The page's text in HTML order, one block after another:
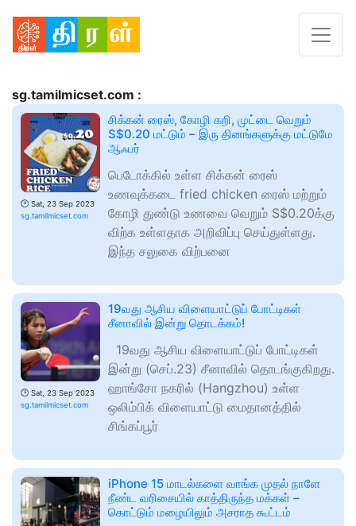
sg.tamilmicset.com :
🕑 Sat, 23 Sep 2023
sg.tamilmicset.com
சிக்கன் ரைஸ், கோழி கறி, முட்டை வெறும்
S$0.20 மட்டும் – இரு தினங்களுக்கு மட்டுமே
ஆஃபர்
பெடோக்கில் உள்ள சிக்கன் ரைஸ்
உணவுக்கடை fried chicken ரைஸ் மற்றும்
கோழி துண்டு உணவை வெறும் S$0.20க்கு
விற்க உள்ளதாக அறிவிப்பு செய்துள்ளது.
இந்த சலுகை விற்பனை
🕑 Sat, 23 Sep 2023
sg.tamilmicset.com
19வது ஆசிய விளையாட்டுப் போட்டிகள்
சீனாவில் இன்று தொடக்கம்!
19வது ஆசிய விளையாட்டுப் போட்டிகள்
இன்று (செப்.23) சீனாவில் தொடங்குகிறது.
ஹாங்சோ நகரில் (Hangzhou) உள்ள
ஒலிம்பிக் விளையாட்டு மைதானத்தில்
சிங்கப்பூர்
iPhone 15 மாடல்களை வாங்க முதல் நாளே
நீண்ட வரிசையில் காத்திருந்த மக்கள் –
கொட்டும் மழையிலும் அசராத கூட்டம்